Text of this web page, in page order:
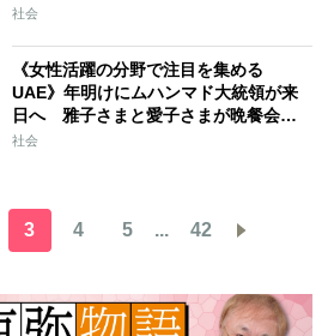
す文言” 支えとなるのは愛子さまの存
社会
《女性活躍の分野で注目を集める
UAE》年明けにムハンマド大統領が来
日へ 雅子さまと愛子さまが晩餐会で
懇談する可能性
社会
3 4 5 ... 42